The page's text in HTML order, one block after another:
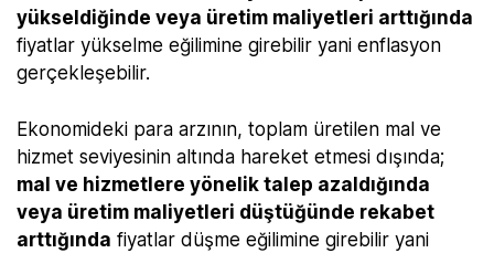
yükseldiğinde veya üretim maliyetleri arttığında
fiyatlar yükselme eğilimine girebilir yani enflasyon
gerçekleşebilir.
Ekonomideki para arzının, toplam üretilen mal ve
hizmet seviyesinin altında hareket etmesi dışında;
mal ve hizmetlere yönelik talep azaldığında
veya üretim maliyetleri düştüğünde rekabet
arttığında fiyatlar düşme eğilimine girebilir yani